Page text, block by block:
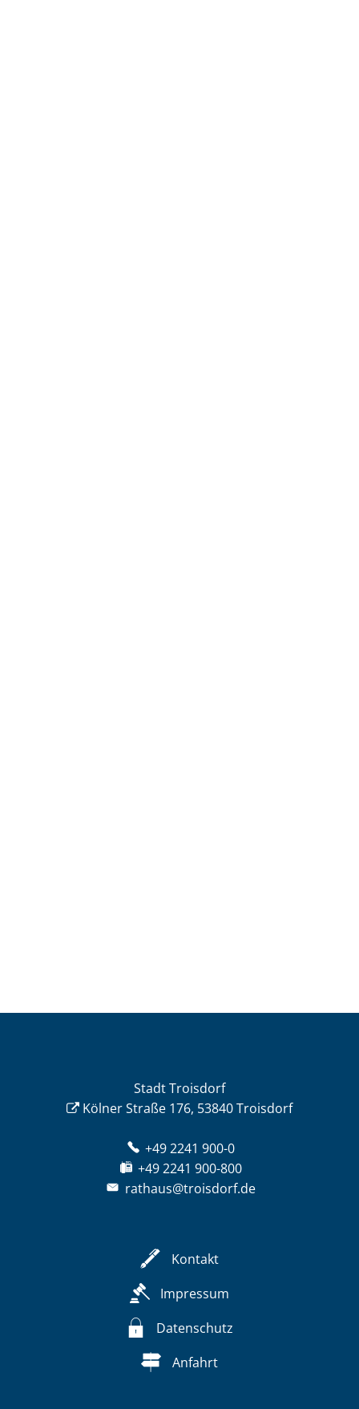
Stadt Troisdorf
Kölner Straße 176, 53840 Troisdorf
+49 2241 900-0
+49 2241 900-800
rathaus@troisdorf.de
Kontakt
Impressum
Datenschutz
Anfahrt